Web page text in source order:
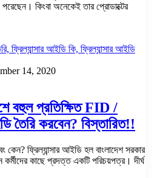
পরেছেন। কিংবা অনেকেই তার প্রোডাক্টের
14, 2020
বহুল প্রতিক্ষিত FID /
তৈরি করবেন? বিস্তারিত!!
কেন? ফ্রিল্যান্সার আইডি হল বাংলাদেশ সরকার
কর্মীদের কাছে প্রদত্ত একটি পরিচয়পত্র। দীর্ঘ